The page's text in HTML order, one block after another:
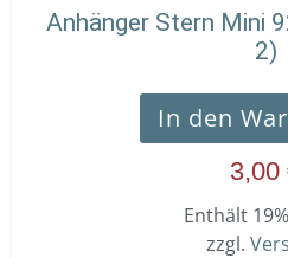
Anhänger Stern Mini
2)
In den
3,00
Enthält
zzgl.